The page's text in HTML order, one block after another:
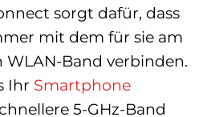
sorgt dafür, dass
mit dem für sie am
Band verbinden.
Ihr Smartphone
5-GHz-Band